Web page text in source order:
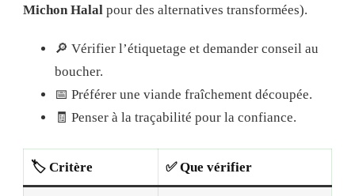
Michon Halal pour des alternatives transformées).
🔎 Vérifier l’étiquetage et demander conseil au
boucher.
📅 Préférer une viande fraîchement découpée.
🧾 Penser à la traçabilité pour la confiance.
🏷️ Critère ✅Que vérifier